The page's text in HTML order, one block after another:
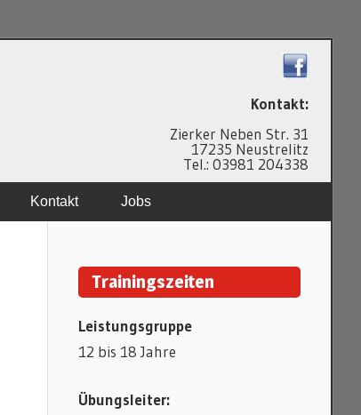
Kontakt:
Zierker Neben Str. 31
17235 Neustrelitz
Tel.: 03981 204338
Kontakt Jobs
Trainingszeiten
Leistungsgruppe
12 bis 18 Jahre
Übungsleiter: